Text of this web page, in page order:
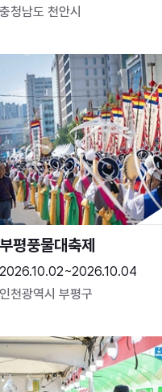
충청남도 천안시
부평풍물대축제
2026.10.02~2026.10.04
인천광역시 부평구